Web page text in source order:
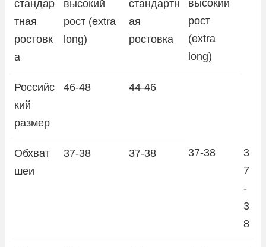
стандар
тная
ростовк
а
высокий
рост (extra
long)
стандартн
ая
ростовка
высокий
рост
(extra
long)
Российс
кий
размер
46-48 44-46
Обхват
шеи
37-38 37-38 37-38
3
7
-
3
8